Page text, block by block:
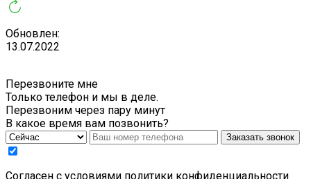
Обновлен:
13.07.2022
Перезвоните мне
Только телефон и мы в деле.
Перезвоним через пару минут
В какое время вам позвонить?
Заказать звонок
Cогласен с условиями политики конфиденциальности